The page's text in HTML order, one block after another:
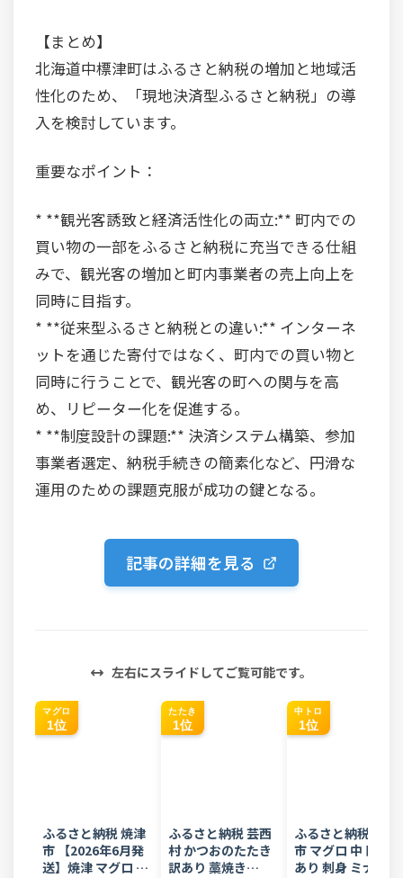
【まとめ】
北海道中標津町はふるさと納税の増加と地域活
性化のため、「現地決済型ふるさと納税」の導
入を検討しています。
重要なポイント：
* **観光客誘致と経済活性化の両立:** 町内での
買い物の一部をふるさと納税に充当できる仕組
みで、観光客の増加と町内事業者の売上向上を
同時に目指す。
* **従来型ふるさと納税との違い:** インターネ
ットを通じた寄付ではなく、町内での買い物と
同時に行うことで、観光客の町への関与を高
め、リピーター化を促進する。
* **制度設計の課題:** 決済システム構築、参加
事業者選定、納税手続きの簡素化など、円滑な
運用のための課題克服が成功の鍵となる。
記事の詳細を見る
左右にスライドしてご覧可能です。
マグロ
1位
ふるさと納税 焼津
市 【2026年6月発
送】焼津 マグロ ネ
たたき
1位
ふるさと納税 芸西
村 かつおのたたき
訳あり 藁焼き
中トロ
1位
ふるさと納税 焼津
市 マグロ 中トロ 訳
あり 刺身 ミナミマ